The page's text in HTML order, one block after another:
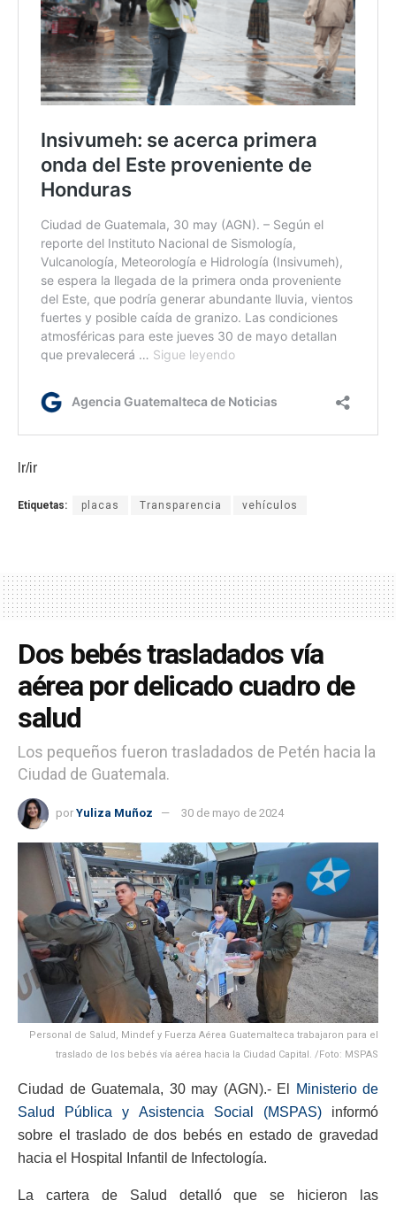
lr/ir
Etiquetas: placas Transparencia vehículos
Dos bebés trasladados vía
aérea por delicado cuadro de
salud
Los pequeños fueron trasladados de Petén hacia la
Ciudad de Guatemala.
por Yuliza Muñoz 30 de mayo de 2024
Personal de Salud, Mindef y Fuerza Aérea Guatemalteca trabajaron para el
traslado de los bebés vía aérea hacia la Ciudad Capital. /Foto: MSPAS
Ciudad de Guatemala, 30 may (AGN).- El
Ministerio de
Salud Pública y Asistencia Social (MSPAS)informó
sobre el traslado de dos bebés en estado de gravedad
hacia el Hospital Infantil de Infectología.
La cartera de Salud detalló que se hicieron las